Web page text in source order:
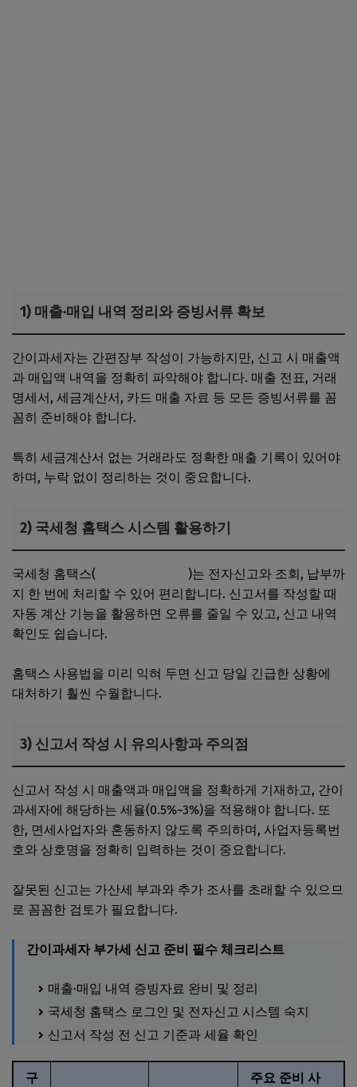
1) 매출·매입 내역 정리와 증빙서류 확보
간이과세자는 간편장부 작성이 가능하지만, 신고 시 매출액
과 매입액 내역을 정확히 파악해야 합니다. 매출 전표, 거래
명세서, 세금계산서, 카드 매출 자료 등 모든 증빙서류를 꼼
꼼히 준비해야 합니다.
특히 세금계산서 없는 거래라도 정확한 매출 기록이 있어야
하며, 누락 없이 정리하는 것이 중요합니다.
2) 국세청 홈택스 시스템 활용하기
국세청 홈택스(
)는 전자신고와 조회, 납부까
지 한 번에 처리할 수 있어 편리합니다. 신고서를 작성할 때
자동 계산 기능을 활용하면 오류를 줄일 수 있고, 신고 내역
확인도 쉽습니다.
홈택스 사용법을 미리 익혀 두면 신고 당일 긴급한 상황에
대처하기 훨씬 수월합니다.
3) 신고서 작성 시 유의사항과 주의점
신고서 작성 시 매출액과 매입액을 정확하게 기재하고, 간이
과세자에 해당하는 세율(0.5%~3%)을 적용해야 합니다. 또
한, 면세사업자와 혼동하지 않도록 주의하며, 사업자등록번
호와 상호명을 정확히 입력하는 것이 중요합니다.
잘못된 신고는 가산세 부과와 추가 조사를 초래할 수 있으므
로 꼼꼼한 검토가 필요합니다.
간이과세자 부가세 신고 준비 필수 체크리스트
매출·매입 내역 증빙자료 완비 및 정리
국세청 홈택스 로그인 및 전자신고 시스템 숙지
신고서 작성 전 신고 기준과 세율 확인
구
주요 준비 사